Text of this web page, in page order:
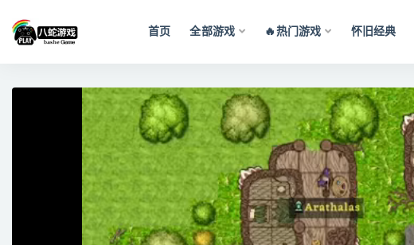
首页 全部游戏 🔥热门游戏 怀旧经典